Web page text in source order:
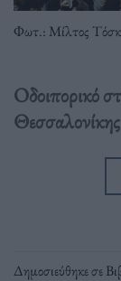
Φωτ.: Μίλτος
Οδοιπορικό
Δημοσιεύθηκε σε